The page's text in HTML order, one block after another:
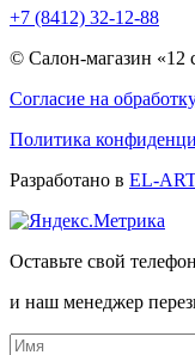
+7 (8412) 32-12-88
© Салон-магазин «12
Согласие на
Политика
Разработано в EL-
Оставьте свой телефон
и наш менеджер